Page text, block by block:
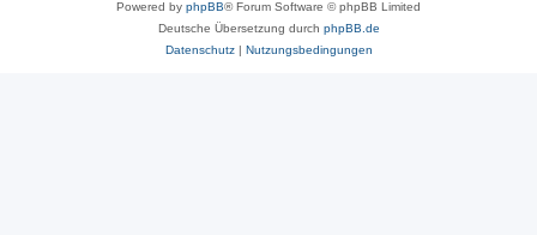
Powered by phpBB® Forum Software © phpBB Limited
Deutsche Übersetzung durch phpBB.de
Datenschutz| Nutzungsbedingungen